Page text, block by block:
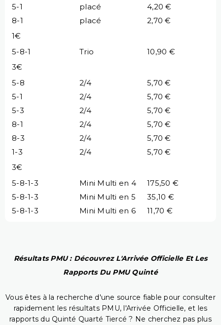
5-1 placé
4,20 €
8-1
placé
2,70 €
1€
5-8-1
Trio
10,90 €
3€
5-8
2/4
5,70 €
5-1
2/4
5,70 €
5-3
2/4
5,70 €
8-1
2/4
5,70 €
8-3
2/4
5,70 €
1-3
2/4
5,70 €
3€
5-8-1-3
Mini Multi en 4
175,50 €
5-8-1-3
Mini Multi en 5
35,10 €
5-8-1-3
Mini Multi en 6 11,70 €
Résultats PMU : Découvrez L'Arrivée Officielle Et Les
Rapports Du PMU Quinté
Vous êtes à la recherche d'une source fiable pour consulter
rapidement les résultats PMU, l'Arrivée Officielle, et les
rapports du Quinté Quarté Tiercé ? Ne cherchez pas plus